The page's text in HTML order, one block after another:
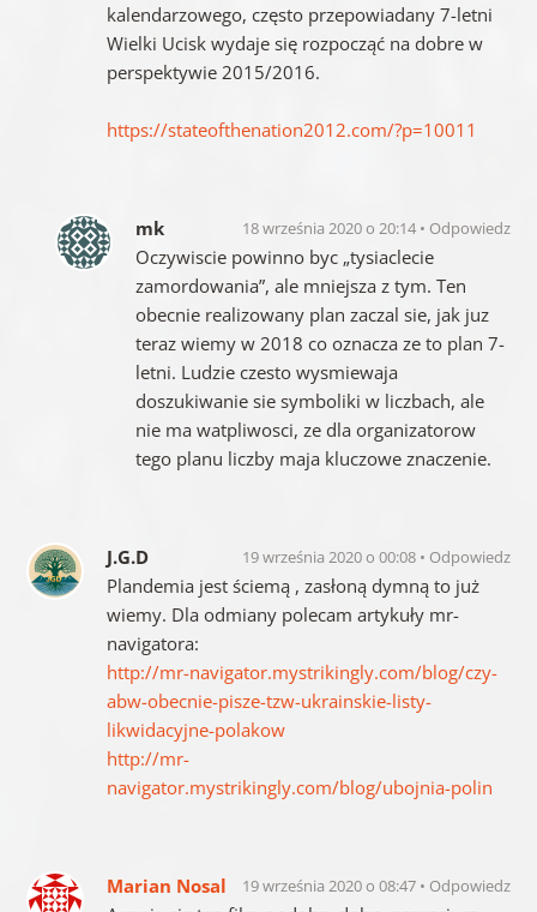
kalendarzowego, często przepowiadany 7-letni
Wielki Ucisk wydaje się rozpocząć na dobre w
perspektywie 2015/2016.
https://stateofthenation2012.com/?p=10011
mk 18 września 2020 o 20:14 Odpowiedz
Oczywiscie powinno byc „tysiaclecie
zamordowania”, ale mniejsza z tym. Ten
obecnie realizowany plan zaczal sie, jak juz
teraz wiemy w 2018 co oznacza ze to plan 7-
letni. Ludzie czesto wysmiewaja
doszukiwanie sie symboliki w liczbach, ale
nie ma watpliwosci, ze dla organizatorow
tego planu liczby maja kluczowe znaczenie.
J.G.D 19 września 2020 o 00:08 Odpowiedz
Plandemia jest ściemą , zasłoną dymną to już
wiemy. Dla odmiany polecam artykuły mr-
navigatora:
http://mr-navigator.mystrikingly.com/blog/czy-
abw-obecnie-pisze-tzw-ukrainskie-listy-
likwidacyjne-polakow
http://mr-
navigator.mystrikingly.com/blog/ubojnia-polin
Marian Nosal 19 września 2020 o 08:47 Odpowiedz